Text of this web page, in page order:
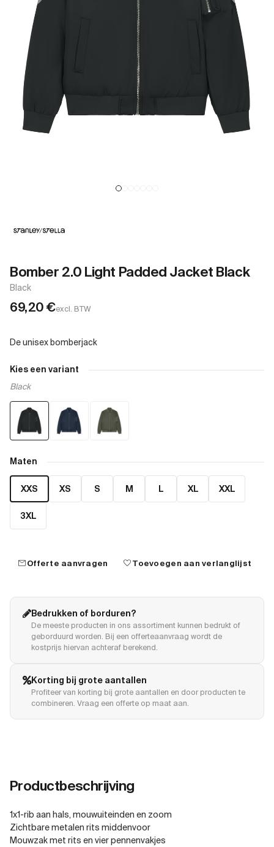
Bomber 2.0 Light Padded Jacket Black
Black
69,20€excl. BTW
Kies een variant
Black
Maten
XXS XS S M L XL XXL
3XL
mailOfferte aanvragen favoriteToevoegen aan verlanglijst
Bedrukken of borduren?
De meeste producten in ons assortiment kunnen bedrukt of
geborduurd worden. Bij een offerteaanvraag wordt de
kostprijs hiervan achteraf berekend.
Korting bij grote aantallen
Profiteer van korting bij grote aantallen en door producten te
combineren. Vraag een offerte op maat aan.
Productbeschrijving
1x1-rib aan hals, mouwuiteinden en zoom
Zichtbare metalen rits middenvoor
Mouwzak met rits en vier pennenvakjes